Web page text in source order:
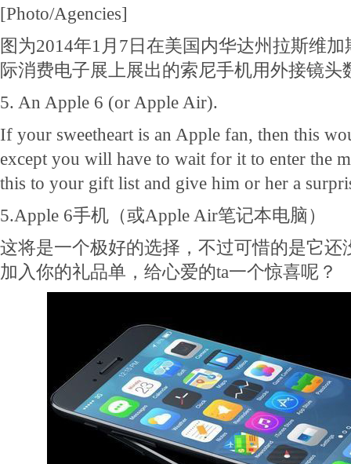
[Photo/Agencies]
图为2014年1月7日在美国内华达州拉斯维
际消费电子展上展出的索尼手机用外接镜头
5. An Apple 6 (or Apple Air).
If your sweetheart is an Apple fan, then this
except you will have to wait for it to enter the
this to your gift list and give him or her a
5.Apple 6手机（或Apple Air笔记本电脑）
这将是一个极好的选择，不过可惜的是它还
加入你的礼品单，给心爱的ta一个惊喜呢？